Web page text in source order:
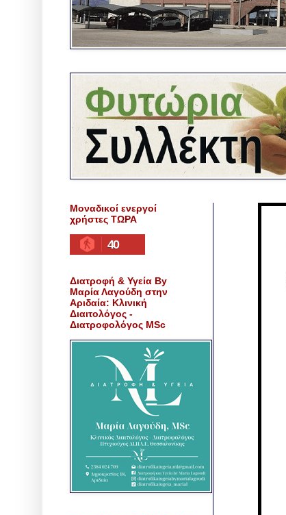
Μοναδικοί ενεργοί
χρήστες ΤΩΡΑ
40
Διατροφή & Υγεία By
Μαρία Λαγούδη στην
Αριδαία: Κλινική
Διαιτολόγος -
Διατροφολόγος MSc